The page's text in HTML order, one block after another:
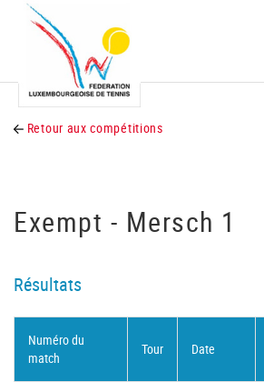
Retour aux compétitions
Exempt - Mersch 1
Résultats
Numéro du
match
Tour Date